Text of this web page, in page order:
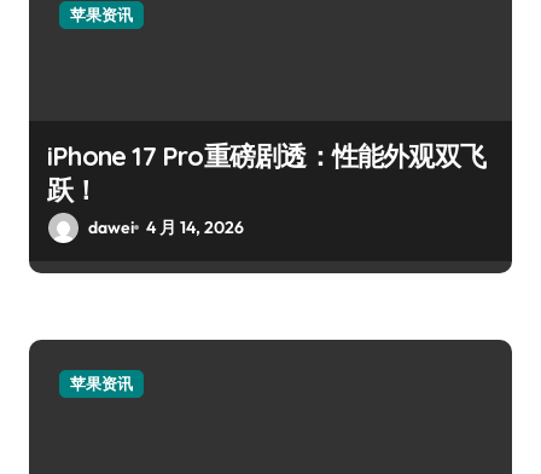
苹果资讯
iPhone 17 Pro重磅剧透：性能外观双飞
跃！
dawei 4 月 14, 2026
苹果资讯